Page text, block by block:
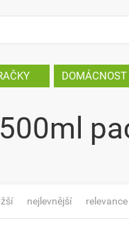
DOMÁCNOST
nejlevnější relevance